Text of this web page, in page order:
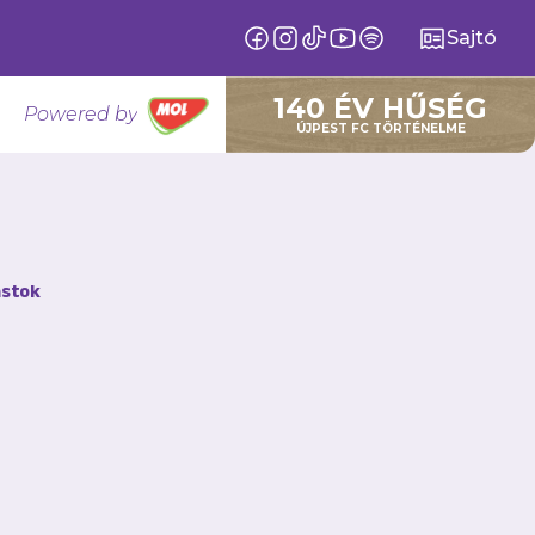
Sajtó
Powered by 140 ÉV HŰSÉG
ÚJPEST FC TÖRTÉNELME